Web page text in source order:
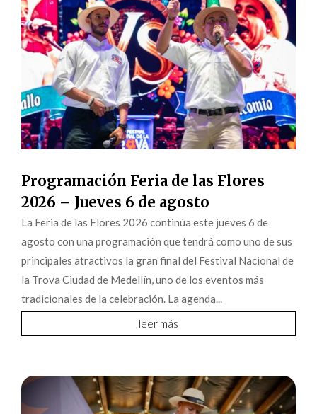
Programación Feria de las Flores
2026 – Jueves 6 de agosto
La Feria de las Flores 2026 continúa este jueves 6 de
agosto con una programación que tendrá como uno de sus
principales atractivos la gran final del Festival Nacional de
la Trova Ciudad de Medellín, uno de los eventos más
tradicionales de la celebración. La agenda...
leer más